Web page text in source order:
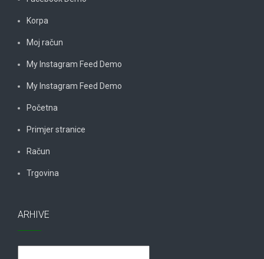
Korpa
Moj račun
My Instagram Feed Demo
My Instagram Feed Demo
Početna
Primjer stranice
Račun
Trgovina
ARHIVE